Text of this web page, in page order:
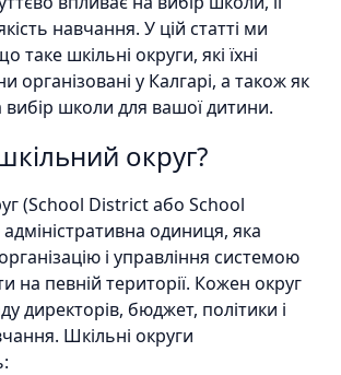
навчання. У цій статті ми
таке шкільні округи, які їхні
організовані у Калгарі, а також як
вибір школи для вашої дитини.
округ?
(School District або School
одиниця, яка
і управління системою
на певній території. Кожен округ
директорів, бюджет, політики і
Шкільні округи